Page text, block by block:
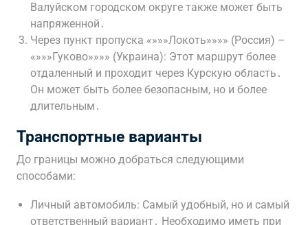
Валуйском городском округе также может быть
напряженной․
Через пункт пропуска «»»»Локоть»»»» (Россия) –
«»»»Гуково»»»» (Украина): Этот маршрут более
отдаленный и проходит через Курскую область․
Он может быть более безопасным, но и более
длительным․
Транспортные варианты
До границы можно добраться следующими
способами:
Личный автомобиль: Самый удобный, но и самый
ответственный вариант․ Необходимо иметь при